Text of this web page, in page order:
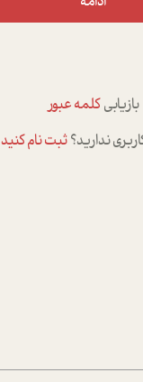
بازیابیکلمه عبور
ندارید؟ثبت نام کنید